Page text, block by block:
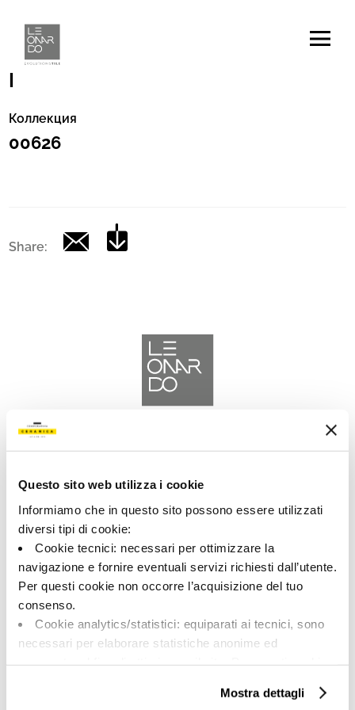
Questo sito web utilizza i cookie
Informiamo che in questo sito possono essere utilizzati
diversi tipi di cookie:
Cookie tecnici: necessari per ottimizzare la
navigazione e fornire eventuali servizi richiesti dall’utente.
Per questi cookie non occorre l’acquisizione del tuo
consenso.
Cookie analytics/statistici: equiparati ai tecnici, sono
necessari per elaborare statistiche anonime ed
Cookie di profilazione/marketing: sono utilizzati, solo
Mostra dettagli
Код
|
Коллекция
00626
Share:
LEONARDO